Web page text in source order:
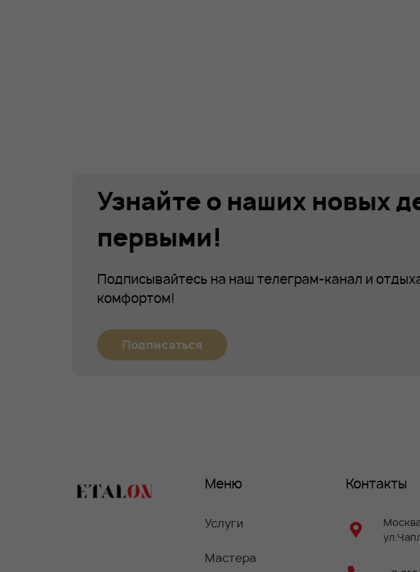
Узнайте о наших новых
первыми!
Подписывайтесь на наш телеграм-канал и
комфортом!
Подписаться
Меню
Услуги
Мастера
Контакты